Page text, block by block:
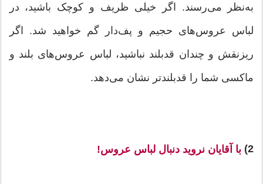
به‌نظر می‌رسند. اگر خیلی ظریف و کوچک باشید، در
لباس عروس‌های حجیم و پف‌دار گم خواهید شد. اگر
ریزنقش و چندان قدبلند نباشید، لباس عروس‌های بلند و
ماکسی شما را قدبلندتر نشان می‌دهد.
2) با آقایان نروید دنبال لباس ‌عروس‌!